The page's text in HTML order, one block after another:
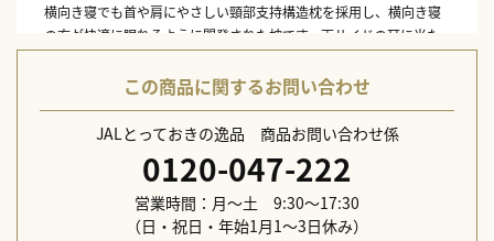
横向き寝でも首や肩にやさしい頸部支持構造枕を採用し、横向き寝
の方が快適に眠れるように開発された枕です。両サイドの耳に当た
寄らず朝まで理想的な寝姿勢を保てます。
〔横向き寝のメリット〕
がります。横向き寝専用枕と抱き枕を使用することで体圧が分散さ
れより快適にお休みいただけます。
本体サイズ：77×42cm
この商品に関するお問い合わせ
JALとっておきの逸品 商品お問い合わせ係
0120-047-222
営業時間：月～土 9:30～17:30
（日・祝日・年始1月1～3日休み）